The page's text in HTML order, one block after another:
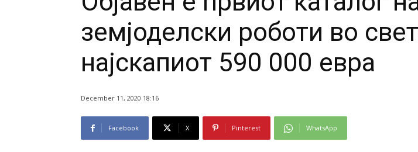
земјоделски роботи во
најскапиот 590 000 евра
December 11, 2020 18:16
Facebook X Pinterest WhatsApp